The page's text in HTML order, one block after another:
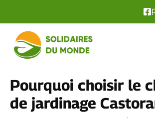
contenu
Pourquoi choisir le
de jardinage